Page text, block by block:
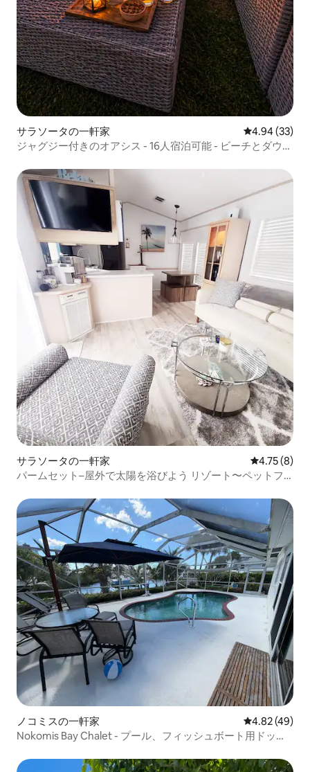
サラソータの一軒家 レビュー33
4.94 (33)
ジャグジー付きのオアシス - 16人宿泊可能 - ビーチとダウン
サラソータの一軒家 レビュー8
4.75 (8)
パームセット–屋外で太陽を浴びよう リゾート〜ペットフ
ノコミスの一軒家 レビュー49
4.82 (49)
Nokomis Bay Chalet - プール、フィッシュボート用ドッ